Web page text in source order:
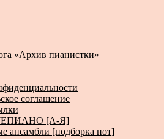
музыка, статьи…
«Архив пианистки»
соглашение
[А-Я]
ансамбли [подборка нот]